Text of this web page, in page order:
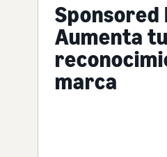
Sponsored
Aumenta tu
marca